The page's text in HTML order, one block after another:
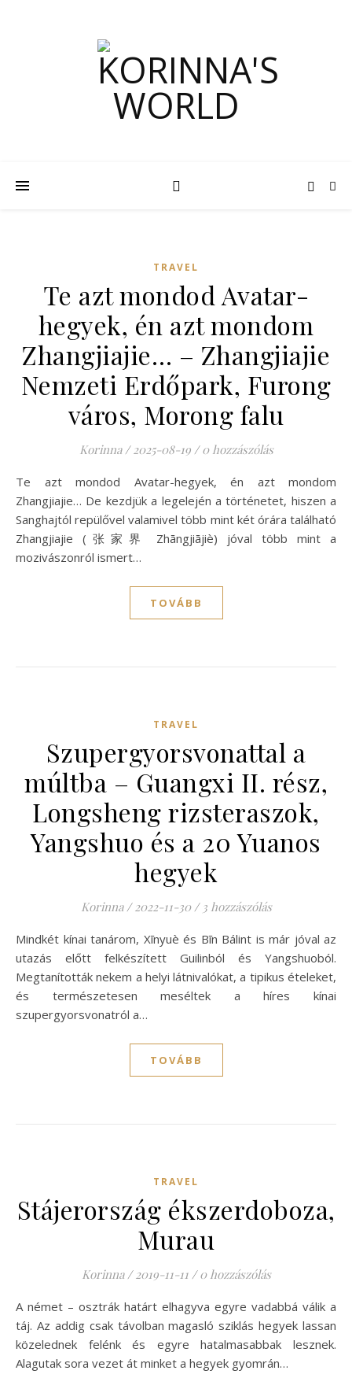
TRAVEL
Te azt mondod Avatar-
hegyek, én azt mondom
Zhangjiajie… – Zhangjiajie
Nemzeti Erdőpark, Furong
város, Morong falu
Korinna / 2025-08-19 / 0 hozzászólás
Te azt mondod Avatar-hegyek, én azt mondom
Zhangjiajie… De kezdjük a legelején a történetet, hiszen a
Sanghajtól repülővel valamivel több mint két órára található
Zhangjiajie (张家界 Zhāngjiājiè) jóval több mint a
mozivászonról ismert…
TOVÁBB
TRAVEL
Szupergyorsvonattal a
múltba – Guangxi II. rész,
Longsheng rizsteraszok,
Yangshuo és a 20 Yuanos
hegyek
Korinna / 2022-11-30 / 3 hozzászólás
Mindkét kínai tanárom, Xīnyuè és Bīn Bálint is már jóval az
utazás előtt felkészített Guilinból és Yangshuoból.
Megtanították nekem a helyi látnivalókat, a tipikus ételeket,
és természetesen meséltek a híres kínai
szupergyorsvonatról a…
TOVÁBB
TRAVEL
Stájerország ékszerdoboza,
Murau
Korinna / 2019-11-11 / 0 hozzászólás
A német – osztrák határt elhagyva egyre vadabbá válik a
táj. Az addig csak távolban magasló sziklás hegyek lassan
közelednek felénk és egyre hatalmasabbak lesznek.
Alagutak sora vezet át minket a hegyek gyomrán…